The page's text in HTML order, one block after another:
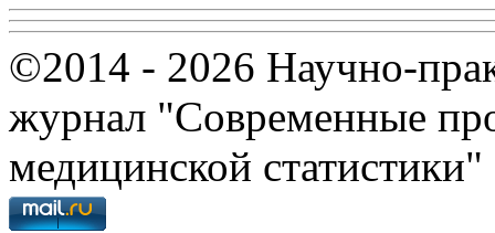
©2014 - 2026 Научно-
журнал "Современные
медицинской статистики"